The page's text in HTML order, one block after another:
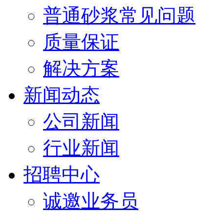
普通砂浆常见问题
质量保证
解决方案
新闻动态
公司新闻
行业新闻
招聘中心
诚邀业务员